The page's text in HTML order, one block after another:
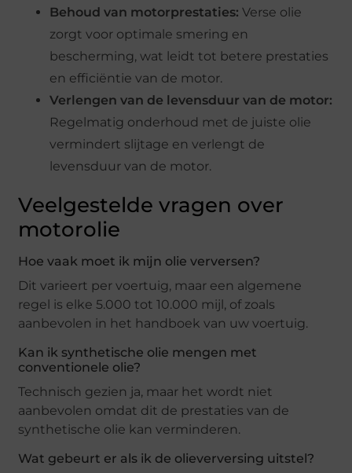
Behoud van motorprestaties: Verse olie
zorgt voor optimale smering en
bescherming, wat leidt tot betere prestaties
en efficiëntie van de motor.
Verlengen van de levensduur van de motor:
Regelmatig onderhoud met de juiste olie
vermindert slijtage en verlengt de
levensduur van de motor.
Veelgestelde vragen over
motorolie
Hoe vaak moet ik mijn olie verversen?
Dit varieert per voertuig, maar een algemene
regel is elke 5.000 tot 10.000 mijl, of zoals
aanbevolen in het handboek van uw voertuig.
Kan ik synthetische olie mengen met
conventionele olie?
Technisch gezien ja, maar het wordt niet
aanbevolen omdat dit de prestaties van de
synthetische olie kan verminderen.
Wat gebeurt er als ik de olieverversing uitstel?